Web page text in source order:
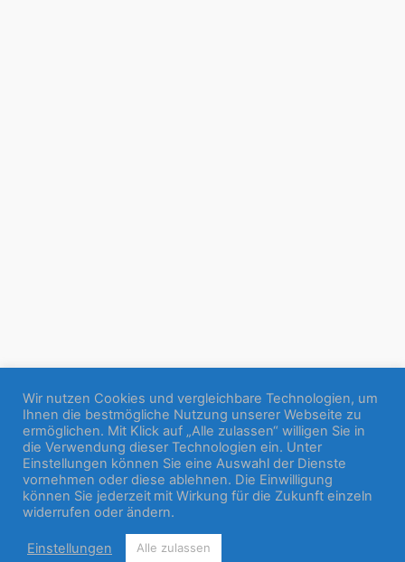
Wir nutzen Cookies und vergleichbare Technologien, um
Ihnen die bestmögliche Nutzung unserer Webseite zu
ermöglichen. Mit Klick auf „Alle zulassen“ willigen Sie in
die Verwendung dieser Technologien ein. Unter
Einstellungen können Sie eine Auswahl der Dienste
vornehmen oder diese ablehnen. Die Einwilligung
können Sie jederzeit mit Wirkung für die Zukunft einzeln
widerrufen oder ändern.
Einstellungen Alle zulassen